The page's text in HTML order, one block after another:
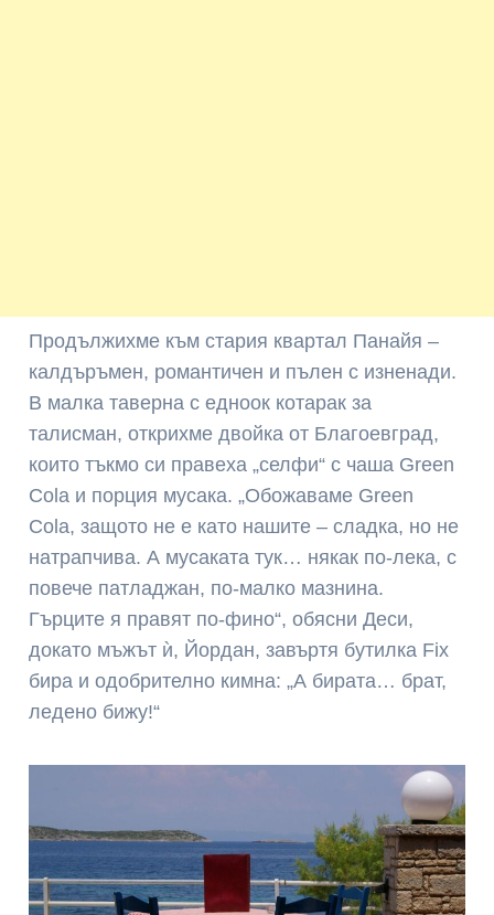
Продължихме към стария квартал Панайя –
калдъръмен, романтичен и пълен с изненади.
В малка таверна с едноок котарак за
талисман, открихме двойка от Благоевград,
които тъкмо си правеха „селфи“ с чаша Green
Cola и порция мусака. „Обожаваме Green
Cola, защото не е като нашите – сладка, но не
натрапчива. А мусаката тук… някак по-лека, с
повече патладжан, по-малко мазнина.
Гърците я правят по-фино“, обясни Деси,
докато мъжът ѝ, Йордан, завъртя бутилка Fix
бира и одобрително кимна: „А бирата… брат,
ледено бижу!“